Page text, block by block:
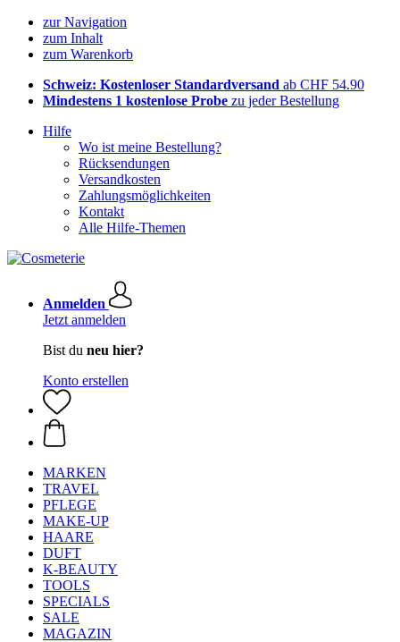
zur Navigation
zum Inhalt
zum Warenkorb
Schweiz: Kostenloser Standardversand ab CHF 54.90
Mindestens 1 kostenlose Probe zu jeder Bestellung
Hilfe
Wo ist meine Bestellung?
Rücksendungen
Versandkosten
Zahlungsmöglichkeiten
Kontakt
Alle Hilfe-Themen
Anmelden
Jetzt anmelden
Bist du neu hier?
Konto erstellen
MARKEN
TRAVEL
PFLEGE
MAKE-UP
HAARE
DUFT
K-BEAUTY
TOOLS
SPECIALS
SALE
MAGAZIN